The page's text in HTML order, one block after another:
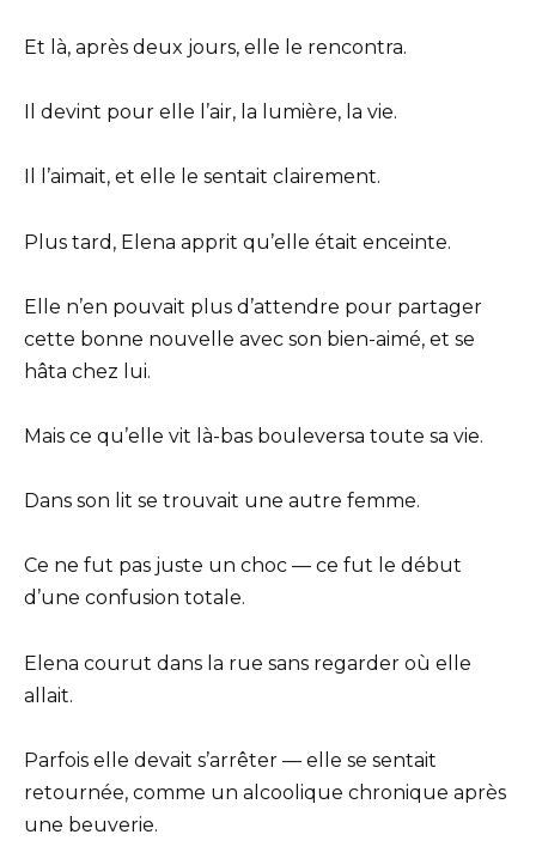
Et là, après deux jours, elle le rencontra.
Il devint pour elle l’air, la lumière, la vie.
Il l’aimait, et elle le sentait clairement.
Plus tard, Elena apprit qu’elle était enceinte.
Elle n’en pouvait plus d’attendre pour partager
cette bonne nouvelle avec son bien-aimé, et se
hâta chez lui.
Mais ce qu’elle vit là-bas bouleversa toute sa vie.
Dans son lit se trouvait une autre femme.
Ce ne fut pas juste un choc — ce fut le début
d’une confusion totale.
Elena courut dans la rue sans regarder où elle
allait.
Parfois elle devait s’arrêter — elle se sentait
retournée, comme un alcoolique chronique après
une beuverie.